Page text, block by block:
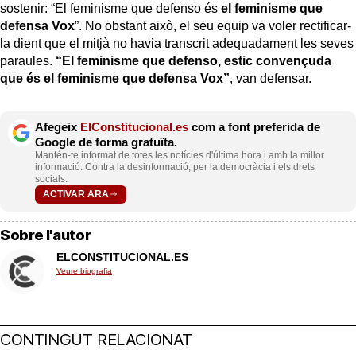
sostenir: “El feminisme que defenso és el feminisme que
defensa Vox”. No obstant això, el seu equip va voler rectificar-
la dient que el mitjà no havia transcrit adequadament les seves
paraules. “El feminisme que defenso, estic convençuda
que és el feminisme que defensa Vox”, van defensar.
Afegeix ElConstitucional.es com a font preferida de
Google de forma gratuïta.
Mantén-te informat de totes les notícies d'última hora i amb la millor
informació. Contra la desinformació, per la democràcia i els drets
socials.
ACTIVAR ARA
Sobre l'autor
ELCONSTITUCIONAL.ES
Veure biografia
CONTINGUT RELACIONAT